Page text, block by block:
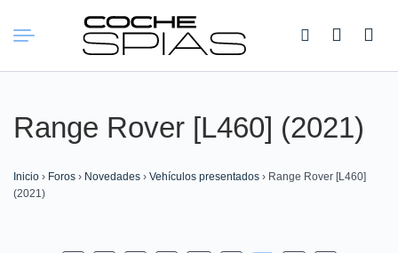
Buscar:
Range Rover [L460] (2021)
Inicio › Foros › Novedades › Vehículos presentados › Range Rover [L460]
(2021)